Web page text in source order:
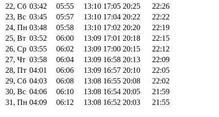
22, Сб 03:42 05:55 13:10 17:05 20:25
22:26
23, Вс 03:45 05:57 13:10 17:04 20:22
22:22
24, Пн 03:48 05:58 13:10 17:02 20:20
22:19
25, Вт 03:52 06:00 13:09 17:01 20:18
22:15
26, Ср 03:55 06:02 13:09 17:00 20:15
22:12
27, Чт 03:58 06:04 13:09 16:58 20:13
22:09
28, Пт 04:01 06:06 13:09 16:57 20:10
22:05
29, Сб 04:03 06:08 13:08 16:55 20:08
22:02
30, Вс 04:06 06:10 13:08 16:54 20:05
21:59
31, Пн 04:09 06:12 13:08 16:52 20:03 21:55